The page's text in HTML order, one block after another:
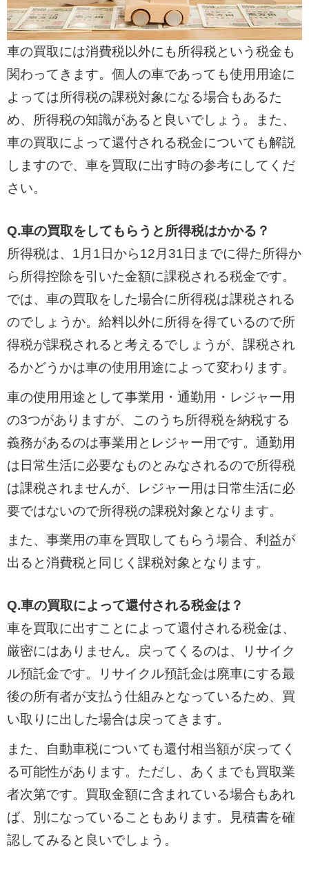
車の買取には消費税以外にも所得税という税金も
関わってきます。個人の車であっても使用用途に
よっては所得税の課税対象になる場合もあるた
め、所得税の知識があると良いでしょう。また、
車の買取によって還付される税金についても解説
しますので、車を買取に出す時の参考にしてくだ
さい。
Q.車の買取をしてもらうと所得税はかかる？
所得税は、1月1日から12月31日までに得た所得か
ら所得控除を引いた金額に課税される税金です。
では、車の買取をした場合に所得税は課税される
のでしょうか。給料以外に所得を得ているので所
得税が課税されると考えるでしょうが、課税され
るかどうかは車の使用用途によって変わります。
車の使用用途として事業用・通勤用・レジャー用
の3つがありますが、このうち所得税を納税する
義務があるのは事業用とレジャー用です。通勤用
は日常生活に必要なものとみなされるので所得税
は課税されませんが、レジャー用は日常生活に必
要ではないので所得税の課税対象となります。
また、事業用の車を買取してもらう場合、利益が
出ると消費税と同じく課税対象となります。
Q.車の買取によって還付される税金は？
車を買取に出すことによって還付される税金は、
厳密にはありません。戻ってくるのは、リサイク
ル預託金です。リサイクル預託金は廃車にする最
後の所有者が支払う仕組みとなっているため、買
い取りに出した場合は戻ってきます。
また、自動車税についても還付相当額が戻ってく
る可能性があります。ただし、あくまでも買取業
者次第です。買取金額に含まれている場合もあれ
ば、別になっていることもあります。見積書を確
認してみると良いでしょう。